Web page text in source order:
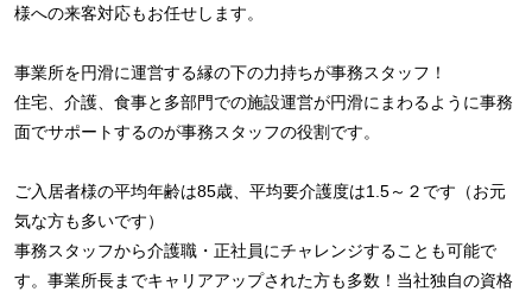
様への来客対応もお任せします。
事業所を円滑に運営する縁の下の力持ちが事務スタッフ！
住宅、介護、食事と多部門での施設運営が円滑にまわるように事務
面でサポートするのが事務スタッフの役割です。
ご入居者様の平均年齢は85歳、平均要介護度は1.5～２です（お元
気な方も多いです）
事務スタッフから介護職・正社員にチャレンジすることも可能で
す。事業所長までキャリアアップされた方も多数！当社独自の資格